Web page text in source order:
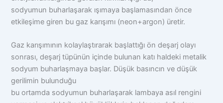
sodyumun buharlaşarak ışımaya başlamasından önce
etkileşime giren bu gaz karışımı (neon+argon) üretir.
Gaz karışımının kolaylaştırarak başlattığı ön deşarj olayı
sonrası, deşarj tüpünün içinde bulunan katı haldeki metalik
sodyum buharlaşmaya başlar. Düşük basıncın ve düşük
gerilimin bulunduğu
bu ortamda sodyumun buharlaşarak lambaya asıl rengini